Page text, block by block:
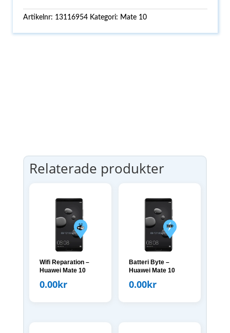
Artikelnr: 13116954 Kategori: Mate 10
Relaterade produkter
Wifi Reparation –
Huawei Mate 10
0.00kr
Batteri Byte –
Huawei Mate 10
0.00kr